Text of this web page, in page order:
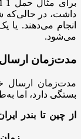
می‌شود.
مدت‌زمان ارسال
مدت‌زمان ارسال
بستگی دارد، اما
از چین تا بندر